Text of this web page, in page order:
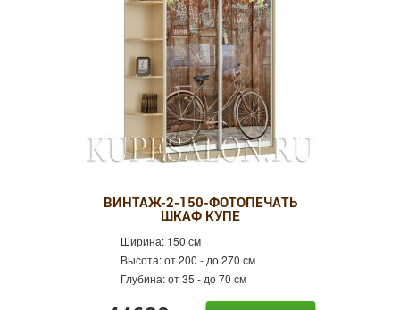
ВИНТАЖ-2-150-ФОТОПЕЧАТЬ
ШКАФ КУПЕ
Ширина: 150 см
Высота:от 200 - до 270 см
Глубина:от 35 - до 70 см